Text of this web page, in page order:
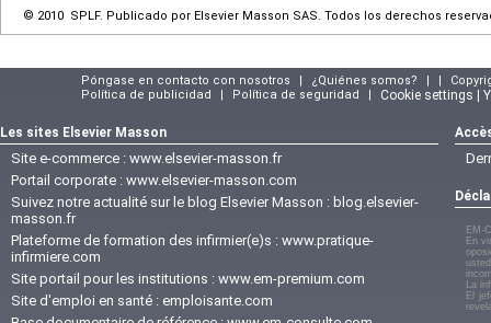
© 2010 SPLF. Publicado por Elsevier Masson SAS. Todos los derechos
Póngase en contacto con nosotros | ¿Quiénes somos? | |
Política de publicidad
| Política de seguridad | Cookie settings |
Les sites Elsevier Masson
Site e-commerce : www.elsevier-masson.fr
Portail corporate : www.elsevier-masson.com
Suivez notre actualité sur le blog Elsevier Masson : blog.elsevier-
masson.fr
Plateforme de formation des infirmier(e)s : www.pratique-
infirmiere.com
Site portail pour les institutions : www.em-premium.com
Site d'emploi en santé : emploisante.com
EM-
En
La
El